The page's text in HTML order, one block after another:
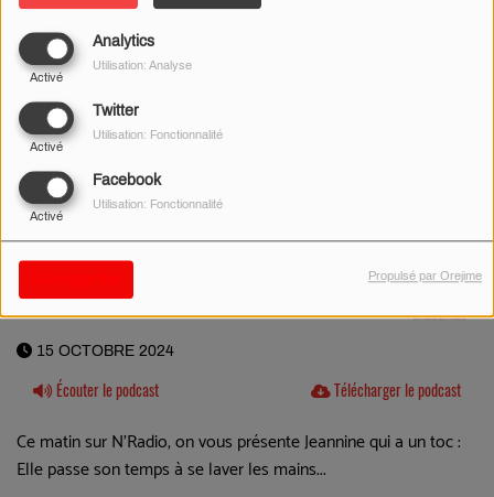
Analytics
Activé
Utilisation: Analyse
Twitter
Activé
Utilisation: Fonctionnalité
Facebook
Activé
Utilisation: Fonctionnalité
Propulsé par Orejime
15 OCTOBRE 2024
Écouter le podcast Télécharger le podcast
Ce matin sur N'Radio, on vous présente Jeannine qui a un toc :
Elle passe son temps à se laver les mains...